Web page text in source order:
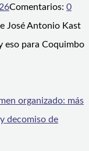
Comentarios: 0
José Antonio Kast
eso para Coquimbo